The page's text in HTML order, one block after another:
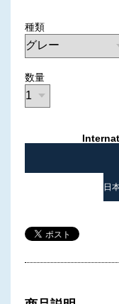
種類
数量
日